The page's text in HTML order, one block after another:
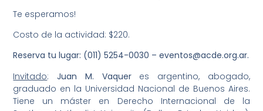
Te esperamos!
Costo de la actividad: $220.
Reserva tu lugar: (011) 5254-0030 – eventos@acde.org.ar.
Invitado:Juan M. Vaquer es argentino, abogado,
graduado en la Universidad Nacional de Buenos Aires.
Tiene un máster en Derecho Internacional de la